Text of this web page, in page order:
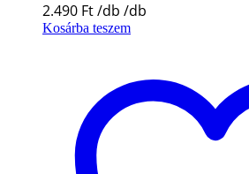
2.490 Ft
Kosárba teszem